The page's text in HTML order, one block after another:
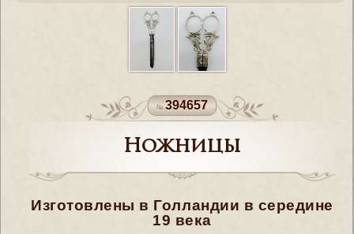
394657
Ножницы
Изготовлены в Голландии в середине
19 века